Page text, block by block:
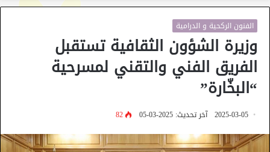
الفنون الركحية و الدرامية
وزيرة الشؤون الثقافية تستقبل
الفريق الفني والتقني لمسرحية
“البخّارة”
2025-03-05 آخر تحديث: 2025-03-05 82